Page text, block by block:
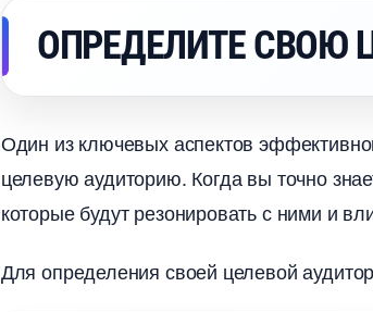
ОПРЕДЕЛИТЕ СВОЮ
Один из ключевых аспектов
целевую аудиторию. Когда вы точно
которые будут резонировать с ними и
Для определения своей целевой